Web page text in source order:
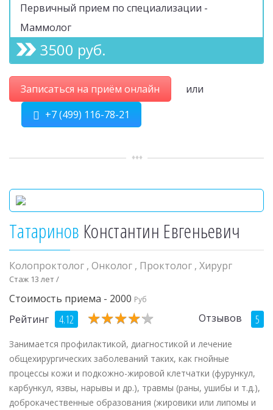
Первичный прием по специализации -
Маммолог
3500 руб.
Записаться на приём онлайн
или
+7 (499) 116-78-21
Татаринов Константин Евгеньевич
Колопроктолог , Онколог , Проктолог , Хирург
Стаж 13 лет /
Стоимость приема - 2000 Руб
Рейтинг 4.12 ★★★★★
★★★★★ Отзывов 5
Занимается профилактикой, диагностикой и лечение
общехирургических заболеваний таких, как гнойные
процессы кожи и подкожно-жировой клетчатки (фурункул,
карбункул, язвы, нарывы и др.), травмы (раны, ушибы и т.д.),
доброкачественные образования (жировики или липомы и